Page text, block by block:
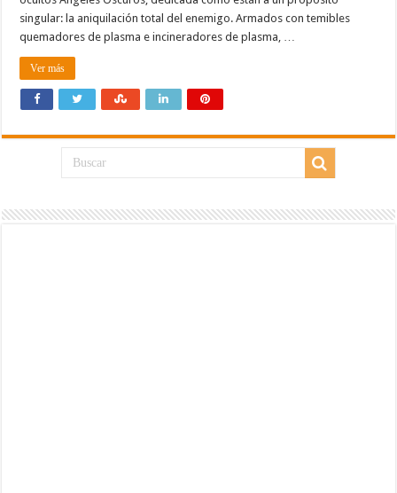
singular: la aniquilación total del enemigo. Armados con temibles
quemadores de plasma e incineradores de plasma, …
Ver más